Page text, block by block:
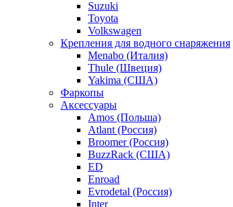
Suzuki
Toyota
Volkswagen
Крепления для водного снаряжения
Menabo (Италия)
Thule (Швеция)
Yakima (США)
Фаркопы
Аксессуары
Amos (Польша)
Atlant (Россия)
Broomer (Россия)
BuzzRack (США)
ED
Enroad
Evrodetal (Россия)
Inter